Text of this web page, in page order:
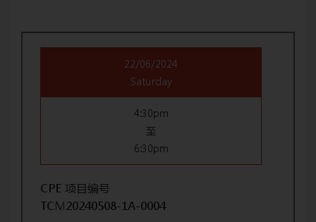
22/06/2024
Saturday
4:30pm
至
6:30pm
CPE 项目编号
TCM20240508-1A-0004